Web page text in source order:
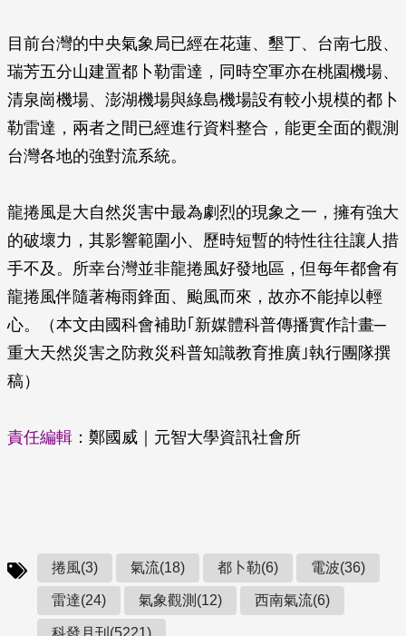
目前台灣的中央氣象局已經在花蓮、墾丁、台南七股、
瑞芳五分山建置都卜勒雷達，同時空軍亦在桃園機場、
清泉崗機場、澎湖機場與綠島機場設有較小規模的都卜
勒雷達，兩者之間已經進行資料整合，能更全面的觀測
台灣各地的強對流系統。
龍捲風是大自然災害中最為劇烈的現象之一，擁有強大
的破壞力，其影響範圍小、歷時短暫的特性往往讓人措
手不及。所幸台灣並非龍捲風好發地區，但每年都會有
龍捲風伴隨著梅雨鋒面、颱風而來，故亦不能掉以輕
心。（本文由國科會補助｢新媒體科普傳播實作計畫─
重大天然災害之防救災科普知識教育推廣｣執行團隊撰
稿）
責任編輯 ：鄭國威｜元智大學資訊社會所
捲風(3) 氣流(18) 都卜勒(6) 電波(36)
雷達(24) 氣象觀測(12) 西南氣流(6)
科發月刊(5221)